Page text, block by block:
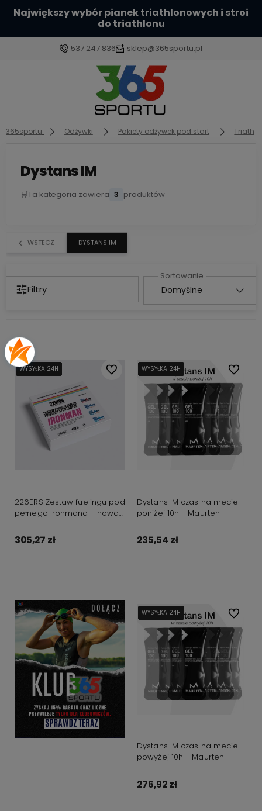
Największy wybór pianek triathlonowych i stroi
do triathlonu
537 247 836 sklep@365sportu.pl
Zaloguj się
Załóż konto
Wybierz coś dla siebie z naszej aktualnej oferty lub
365sportu Odżywki Pakiety odżywek pod start
Dystans IM
🛒Ta kategoria zawiera 3 produktów
WSTECZ DYSTANS IM
Filtry
WYSYŁKA 24H
WYSYŁKA 24H
WYSYŁKA 24H
226ERS Zestaw fuelingu pod
pełnego Ironmana - nowa
305,27 zł
Do ulubionychWYSYŁKA 24H
WYSYŁKA 24H
WYSYŁKA 24H
Dystans IM czas na mecie
poniżej 10h - Maurten
235,54 zł
Do
WYSYŁKA 24H
WYSYŁKA 24H
WYSYŁKA 24H
Dystans IM czas na mecie
powyżej 10h - Maurten
276,92 zł
Do